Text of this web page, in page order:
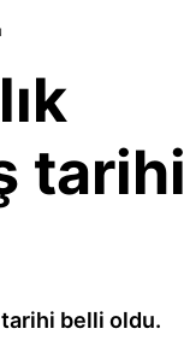
tarihi
tarihi belli oldu.